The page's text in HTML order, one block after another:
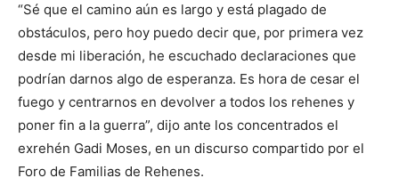
“Sé que el camino aún es largo y está plagado de
obstáculos, pero hoy puedo decir que, por primera vez
desde mi liberación, he escuchado declaraciones que
podrían darnos algo de esperanza. Es hora de cesar el
fuego y centrarnos en devolver a todos los rehenes y
poner fin a la guerra”, dijo ante los concentrados el
exrehén Gadi Moses, en un discurso compartido por el
Foro de Familias de Rehenes.